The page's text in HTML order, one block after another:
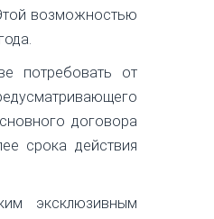
возможностью
потребовать от
договора
срока действия
эксклюзивным